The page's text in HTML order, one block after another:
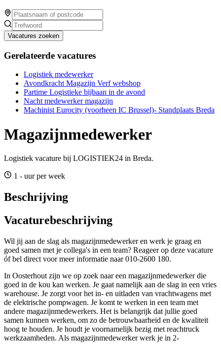
Vacatures zoeken
Gerelateerde vacatures
Logistiek medewerker
Avondkracht Magazijn Verf webshop
Partime Logistieke bijbaan in de avond
Nacht medewerker magazijn
Machinist Eurocity (voorheen IC Brussel)- Standplaats Breda
Magazijnmedewerker
Logistiek vacature bij LOGISTIEK24 in Breda.
1 - uur per week
Beschrijving
Vacaturebeschrijving
Wil jij aan de slag als magazijnmedewerker en werk je graag en
goed samen met je collega's in een team? Reageer op deze vacature
óf bel direct voor meer informatie naar 010-2600 180.
In Oosterhout zijn we op zoek naar een magazijnmedewerker die
goed in de kou kan werken. Je gaat namelijk aan de slag in een vries
warehouse. Je zorgt voor het in- en uitladen van vrachtwagens met
de elektrische pompwagen. Je komt te werken in een team met
andere magazijnmedewerkers. Het is belangrijk dat jullie goed
samen kunnen werken, om zo de betrouwbaarheid en de kwaliteit
hoog te houden. Je houdt je voornamelijk bezig met reachtruck
werkzaamheden. Als magazijnmedewerker werk je in 2-